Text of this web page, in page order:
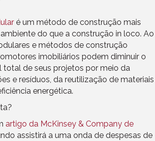
é um método de construção mais
do que a construção in loco. Ao
e métodos de construção
imobiliários podem diminuir o
de seus projetos por meio da
e resíduos, da reutilização de materiais
energética.
artigo da McKinsey & Company de
assistirá a uma onda de despesas de